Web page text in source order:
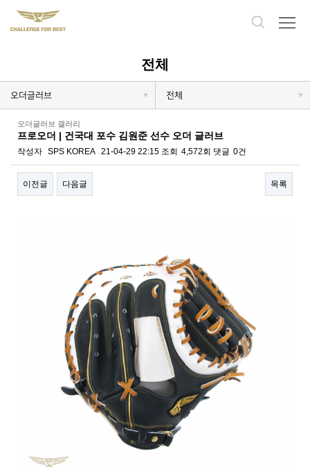
전체
오더글러브 전체
오더글러브 갤러리
프로오더 | 건국대 포수 김원준 선수 오더 글러브
작성자 SPS KOREA 21-04-29 22:15 조회 4,572회 댓글 0건
이전글 다음글 목록